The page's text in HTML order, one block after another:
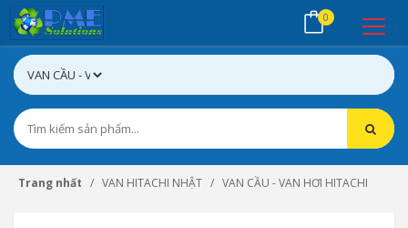
0
Trang nhất VAN HITACHI NHẬT VAN CẦU - VAN HƠI HITACHI